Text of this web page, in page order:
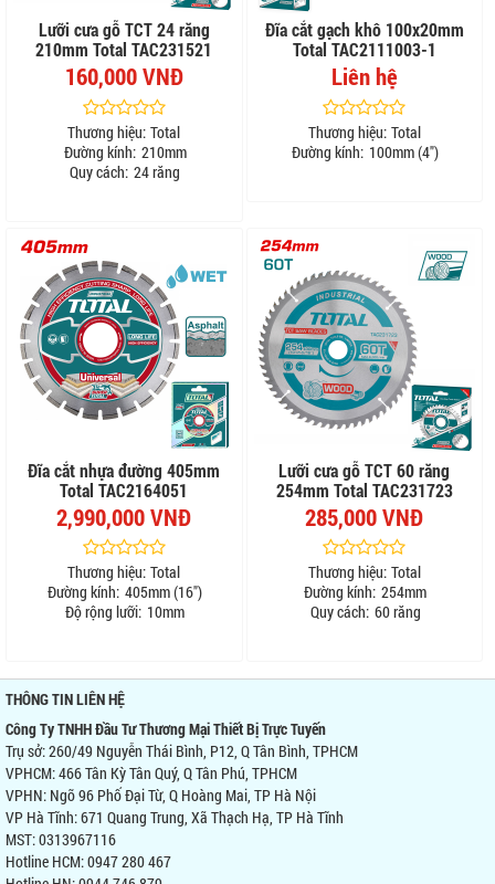
Lưỡi cưa gỗ TCT 24 răng
210mm Total TAC231521
160,000 VNĐ
Thương hiệu: Total
Đường kính: 210mm
Quy cách: 24 răng
Đĩa cắt gạch khô 100x20mm
Total TAC2111003-1
Liên hệ
Thương hiệu: Total
Đường kính: 100mm (4")
Đĩa cắt nhựa đường 405mm
Total TAC2164051
2,990,000 VNĐ
Thương hiệu: Total
Đường kính: 405mm (16")
Độ rộng lưỡi: 10mm
Lưỡi cưa gỗ TCT 60 răng
254mm Total TAC231723
285,000 VNĐ
Thương hiệu: Total
Đường kính: 254mm
Quy cách: 60 răng
THÔNG TIN LIÊN HỆ
Công Ty TNHH Đầu Tư Thương Mại Thiết Bị Trực Tuyến
Trụ sở: 260/49 Nguyễn Thái Bình, P12, Q Tân Bình, TPHCM
VPHCM: 466 Tân Kỳ Tân Quý, Q Tân Phú, TPHCM
VPHN: Ngõ 96 Phố Đại Từ, Q Hoàng Mai, TP Hà Nội
VP Hà Tĩnh: 671 Quang Trung, Xã Thạch Hạ, TP Hà Tĩnh
MST: 0313967116
Hotline HCM: 0947 280 467